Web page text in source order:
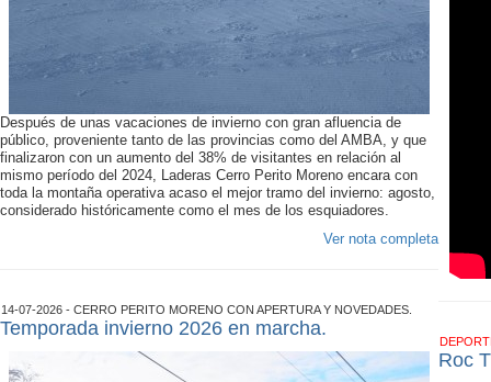
Después de unas vacaciones de invierno con gran afluencia de
público, proveniente tanto de las provincias como del AMBA, y que
finalizaron con un aumento del 38% de visitantes en relación al
mismo período del 2024, Laderas Cerro Perito Moreno encara con
toda la montaña operativa acaso el mejor tramo del invierno: agosto,
considerado históricamente como el mes de los esquiadores.
Ver nota completa
14-07-2026 - CERRO PERITO MORENO CON APERTURA Y NOVEDADES.
Temporada invierno 2026 en marcha.
Roc